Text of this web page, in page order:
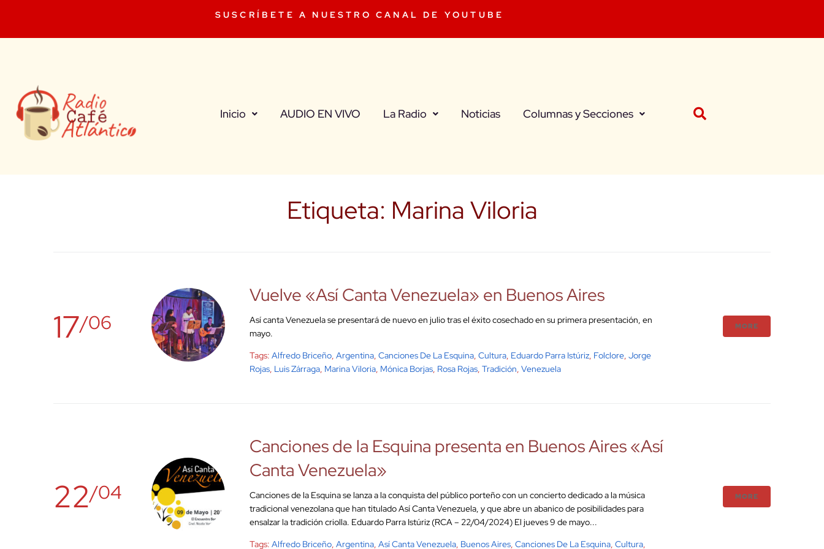
SUSCRÍBETE A NUESTRO CANAL DE YOUTUBE
Inicio AUDIO EN VIVO La Radio Noticias Columnas y Secciones
Etiqueta: Marina Viloria
17/06
Vuelve «Así Canta Venezuela» en Buenos Aires
Así canta Venezuela se presentará de nuevo en julio tras el éxito cosechado en su primera presentación, en
mayo.
Tags: Alfredo Briceño, Argentina, Canciones De La Esquina, Cultura, Eduardo Parra Istúriz, Folclore, Jorge
Rojas, Luis Zárraga, Marina Viloria, Mónica Borjas, Rosa Rojas, Tradición, Venezuela
MORE
22/04
Canciones de la Esquina presenta en Buenos Aires «Así
Canta Venezuela»
Canciones de la Esquina se lanza a la conquista del público porteño con un concierto dedicado a la música
tradicional venezolana que han titulado Así Canta Venezuela, y que abre un abanico de posibilidades para
ensalzar la tradición criolla. Eduardo Parra Istúriz (RCA – 22/04/2024) El jueves 9 de mayo...
Tags: Alfredo Briceño, Argentina, Así Canta Venezuela, Buenos Aires, Canciones De La Esquina, Cultura,
MORE